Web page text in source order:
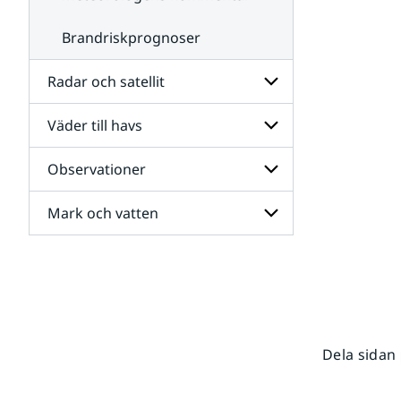
Brandriskprognoser
Radar och satellit
Undersidor
för
Radar
och
satellit
Väder till havs
Undersidor
för
Väder
till
havs
Observationer
Undersidor
för
Mark och vatten
Dela sidan